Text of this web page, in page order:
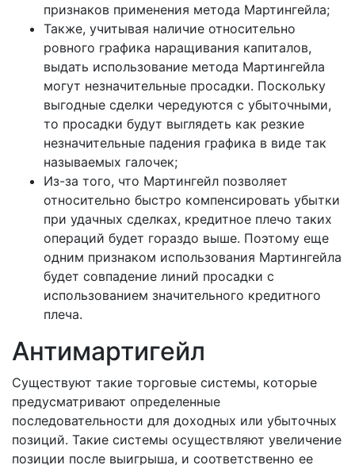
признаков применения метода Мартингейла;
Также, учитывая наличие относительно
ровного графика наращивания капиталов,
выдать использование метода Мартингейла
могут незначительные просадки. Поскольку
выгодные сделки чередуются с убыточными,
то просадки будут выглядеть как резкие
незначительные падения графика в виде так
называемых галочек;
Из-за того, что Мартингейл позволяет
относительно быстро компенсировать убытки
при удачных сделках, кредитное плечо таких
операций будет гораздо выше. Поэтому еще
одним признаком использования Мартингейла
будет совпадение линий просадки с
использованием значительного кредитного
плеча.
Антимартигейл
Существуют такие торговые системы, которые
предусматривают определенные
последовательности для доходных или убыточных
позиций. Такие системы осуществляют увеличение
позиции после выигрыша, и соответственно ее